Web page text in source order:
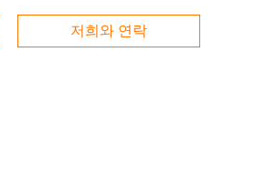
저희와 연락